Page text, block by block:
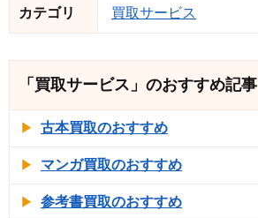
カテゴリ 買取サービス
「買取サービス」のおすすめ記事
古本買取のおすすめ
マンガ買取のおすすめ
参考書買取のおすすめ